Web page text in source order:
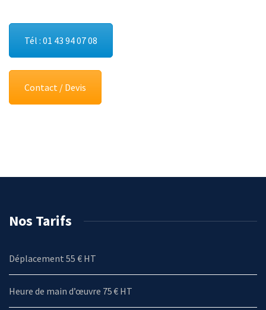
Tél : 01 43 94 07 08
Contact / Devis
Nos Tarifs
Déplacement 55 € HT
Heure de main d’œuvre 75 € HT